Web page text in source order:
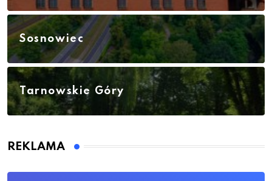
Sosnowiec
Tarnowskie Góry
REKLAMA